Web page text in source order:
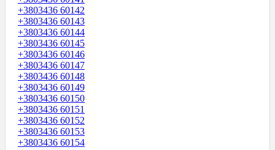
+3803436 60142
+3803436 60143
+3803436 60144
+3803436 60145
+3803436 60146
+3803436 60147
+3803436 60148
+3803436 60149
+3803436 60150
+3803436 60151
+3803436 60152
+3803436 60153
+3803436 60154